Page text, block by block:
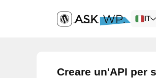
IT
Creare un'API per